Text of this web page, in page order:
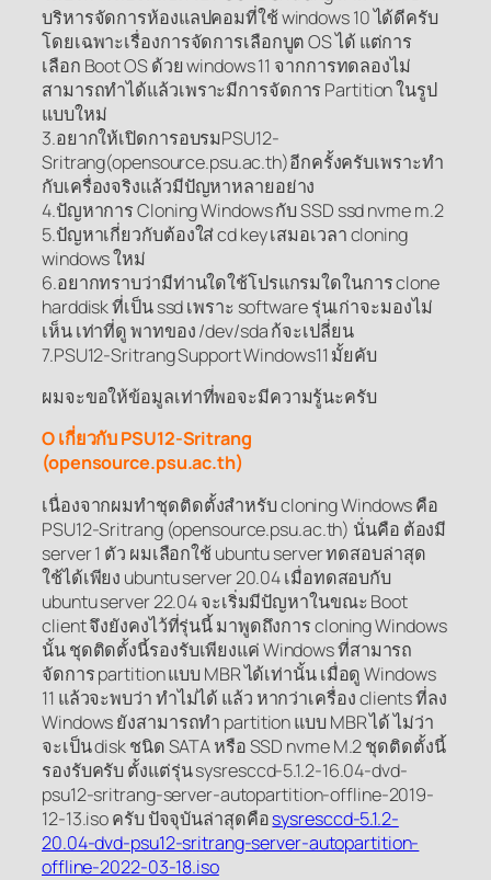
บริหารจัดการห้องแลปคอมที่ใช้ windows 10 ได้ดีครับ
โดยเฉพาะเรื่องการจัดการเลือกบูต OS ได้ แต่การ
เลือก Boot OS ด้วย windows 11 จากการทดลองไม่
สามารถทำได้แล้วเพราะมีการจัดการ Partition ในรูป
แบบใหม่
3.อยากให้เปิดการอบรมPSU12-
Sritrang(opensource.psu.ac.th)อีกครั้งครับเพราะทำ
กับเครื่องจริงแล้วมีปัญหาหลายอย่าง
4.ปัญหาการ Cloning Windows กับ SSD ssd nvme m.2
5.ปัญหาเกี่ยวกับต้องใส่ cd key เสมอเวลา cloning
windows ใหม่
6.อยากทราบว่ามีท่านใดใช้โปรแกรมใดในการ clone
harddisk ที่เป็น ssd เพราะ software รุ่นเก่าจะมองไม่
เห็น เท่าที่ดู พาทของ /dev/sda ก้จะเปลี่ยน
7.PSU12-Sritrang Support Windows11 มั้ยคับ
ผมจะขอให้ข้อมูลเท่าที่พอจะมีความรู้นะครับ
O เกี่ยวกับ PSU12-Sritrang
(opensource.psu.ac.th)
เนื่องจากผมทำชุดติดตั้งสำหรับ cloning Windows คือ
PSU12-Sritrang (opensource.psu.ac.th) นั่นคือ ต้องมี
server 1 ตัว ผมเลือกใช้ ubuntu server ทดสอบล่าสุด
ใช้ได้เพียง ubuntu server 20.04 เมื่อทดสอบกับ
ubuntu server 22.04 จะเริ่มมีปัญหาในขณะ Boot
client จึงยังคงไว้ที่รุ่นนี้ มาพูดถึงการ cloning Windows
นั้น ชุดติดตั้งนี้รองรับเพียงแค่ Windows ที่สามารถ
จัดการ partition แบบ MBR ได้เท่านั้น เมื่อดู Windows
11 แล้วจะพบว่า ทำไม่ได้ แล้ว หากว่าเครื่อง clients ที่ลง
Windows ยังสามารถทำ partition แบบ MBR ได้ ไม่ว่า
จะเป็น disk ชนิด SATA หรือ SSD nvme M.2 ชุดติดตั้งนี้
รองรับครับ ตั้งแต่รุ่น sysresccd-5.1.2-16.04-dvd-
psu12-sritrang-server-autopartition-offline-2019-
12-13.iso ครับ ปัจจุบันล่าสุดคือsysresccd-5.1.2-
20.04-dvd-psu12-sritrang-server-autopartition-
offline-2022-03-18.iso